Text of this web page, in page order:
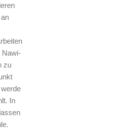
Nawi-
zu
In